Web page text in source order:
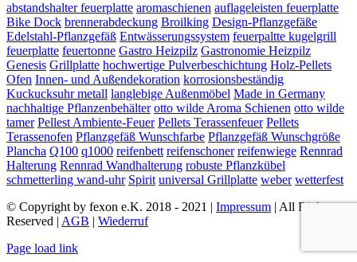
abstandshalter feuerplatte aromaschienen auflageleisten feuerplatte
Bike Dock brennerabdeckung Broilking Design-Pflanzgefäße
Edelstahl-Pflanzgefäß Entwässerungssystem feuerpaltte kugelgrill
feuerplatte feuertonne Gastro Heizpilz Gastronomie Heizpilz
Genesis Grillplatte hochwertige Pulverbeschichtung Holz-Pellets
Ofen Innen- und Außendekoration korrosionsbeständig
Kuckucksuhr metall langlebige Außenmöbel Made in Germany
nachhaltige Pflanzenbehälter otto wilde Aroma Schienen otto wilde
tamer Pellest Ambiente-Feuer Pellets Terassenfeuer Pellets
Terassenofen Pflanzgefäß Wunschfarbe Pflanzgefäß Wunschgröße
Plancha Q100 q1000 reifenbett reifenschoner reifenwiege Rennrad
Halterung Rennrad Wandhalterung robuste Pflanzkübel
schmetterling wand-uhr Spirit universal Grillplatte weber wetterfest
© Copyright by fexon e.K. 2018 - 2021 | Impressum | All Rights
Reserved | AGB | Wiederruf
Page load link